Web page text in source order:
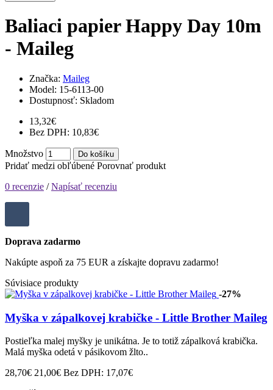
Baliaci papier Happy Day 10m
- Maileg
Značka: Maileg
Model: 15-6113-00
Dostupnosť: Skladom
13,32€
Bez DPH: 10,83€
Množstvo Do košíku
Pridať medzi obľúbené Porovnať produkt
0 recenzie /Napísať recenziu
Doprava zadarmo
Nakúpte aspoň za 75 EUR a získajte dopravu zadarmo!
Súvisiace produkty
-27%
Myška v zápalkovej krabičke - Little Brother Maileg
Postieľka malej myšky je unikátna. Je to totiž zápalková krabička.
Malá myška odetá v pásikovom žlto..
28,70€ 21,00€ Bez DPH: 17,07€